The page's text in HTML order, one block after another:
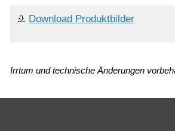
Download Produktbilder
Irrtum und technische Änderungen